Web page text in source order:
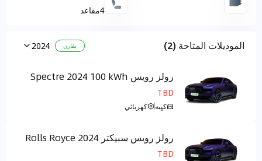
4مقاعد
الموديلات المتاحة (2) يقارن 2024
رولز رويس Spectre 2024 100 kWh
AWD
TBD
كูبيه كهربائي
رولز رويس سبيكتر 2024 Rolls Royce
Spectre 2024 100 kWh AWD
TBD